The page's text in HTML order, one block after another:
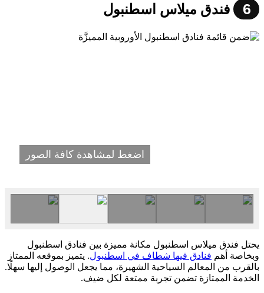
6 فندق ميلاس اسطنبول
اضغط لمشاهدة كافة الصور
يحتل فندق ميلاس اسطنبول مكانة مميزة بين فنادق اسطنبول
وبخاصة أهم فنادق فيها شطاف في اسطنبول. يتميز بموقعه الممتاز
بالقرب من المعالم السياحية الشهيرة، مما يجعل الوصول إليها سهلًا.
الخدمة الممتازة تضمن تجربة ممتعة لكل ضيف.